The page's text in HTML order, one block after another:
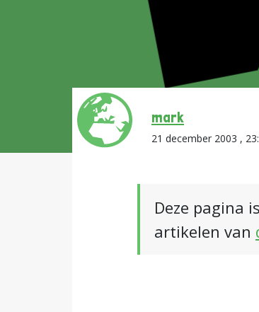
mark
21 december 2003 ,
Deze pagina
artikelen van